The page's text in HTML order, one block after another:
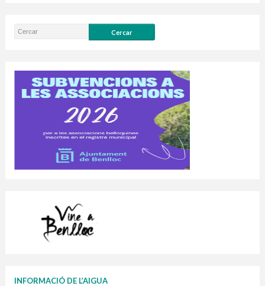
INFORMACIÓ DE L’AIGUA